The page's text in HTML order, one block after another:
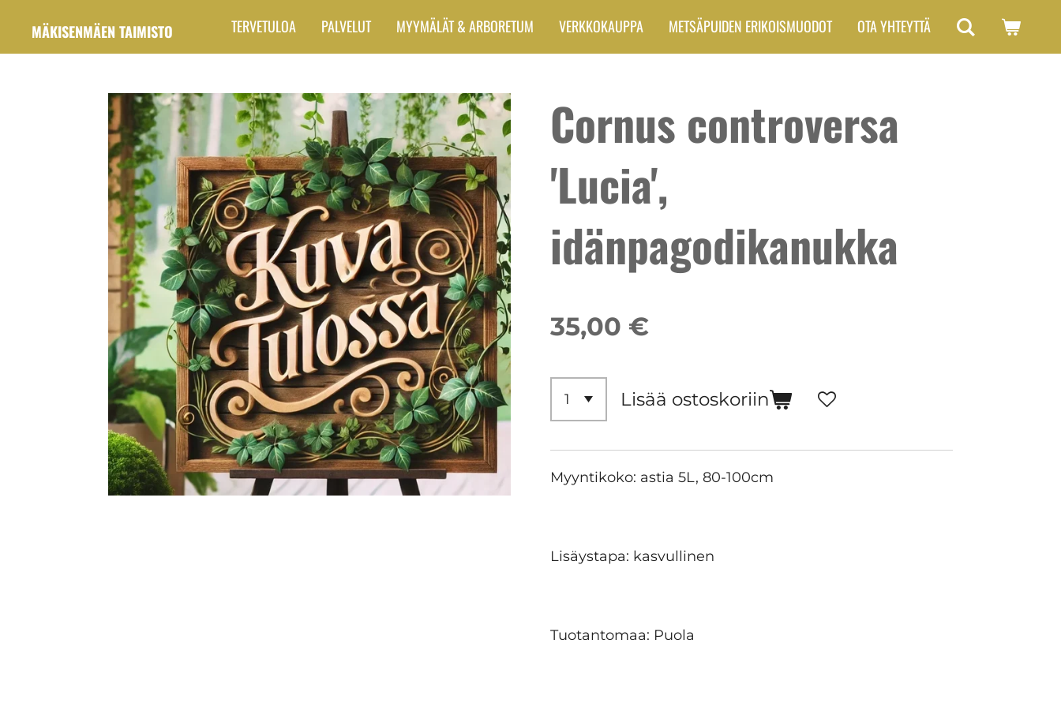
Siirry
MÄKISENMÄEN TAIMISTO TERVETULOA PALVELUT MYYMÄLÄT & ARBORETUM VERKKOKAUPPA METSÄPUIDEN ERIKOISMUODOT OTA YHTEYTTÄ
Cornus controversa
'Lucia',
idänpagodikanukka
35,00 €
Lisää ostoskoriin
Myyntikoko: astia 5L, 80-100cm
Lisäystapa: kasvullinen
Tuotantomaa: Puola